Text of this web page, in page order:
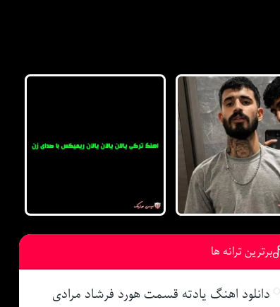
برترین ترانه ها
دانلود اهنگ یادته قسمت هورد فرشاد مرادی